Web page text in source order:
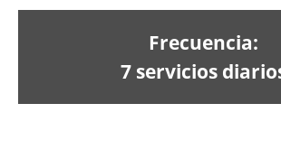
Frecuencia:
7 servicios